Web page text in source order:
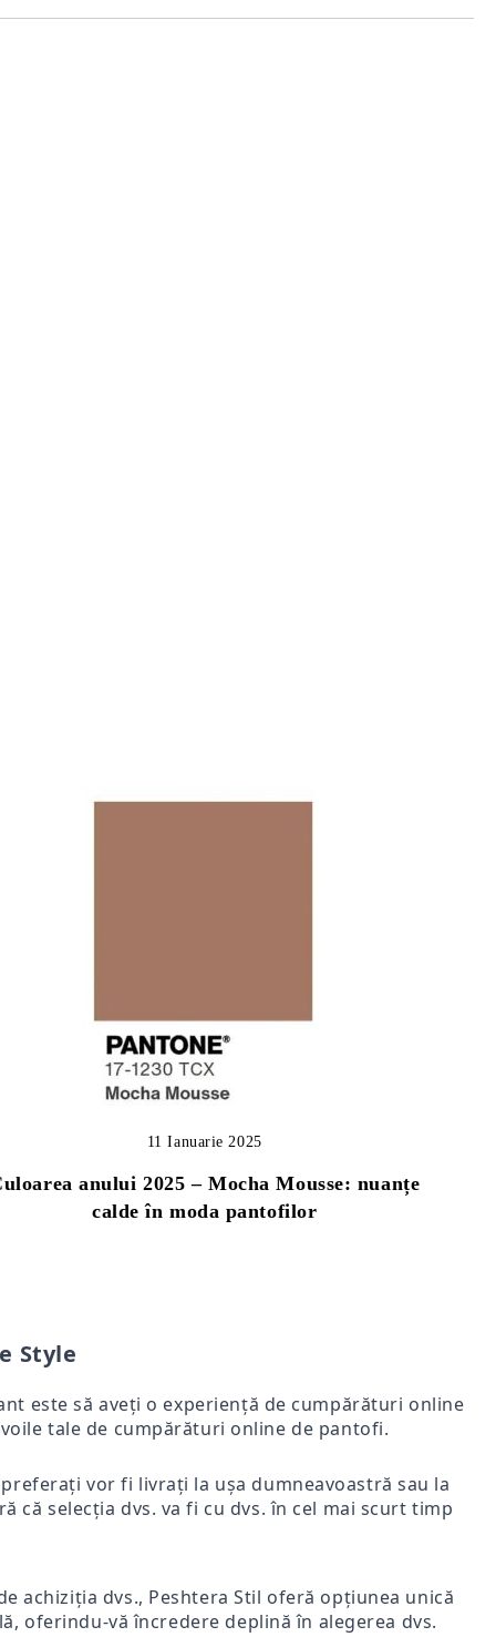
anului 2025 – Mocha Mousse: nuanțe
calde în moda pantofilor
11 Ianuarie 2025
Style
este să aveți o experiență de cumpărături online
tale de cumpărături online de pantofi.
vor fi livrați la ușa dumneavoastră sau la
că selecția dvs. va fi cu dvs. în cel mai scurt timp
achiziția dvs., Peshtera Stil oferă opțiunea unică
oferindu-vă încredere deplină în alegerea dvs.